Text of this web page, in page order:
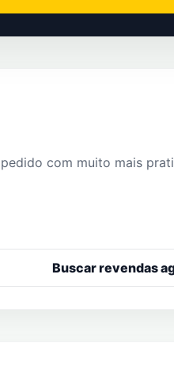
com muito mais
Buscar revendas